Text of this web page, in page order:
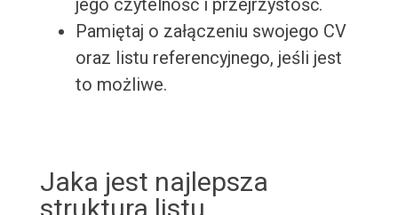
jego czytelność i przejrzystość.
Pamiętaj o załączeniu swojego CV
oraz listu referencyjnego, jeśli jest
to możliwe.
Jaka jest najlepsza
struktura listu